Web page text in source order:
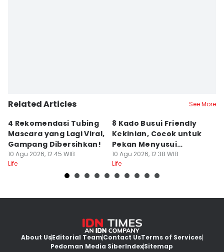
Related Articles See More
4 Rekomendasi Tubing
Mascara yang Lagi Viral,
Gampang Dibersihkan!
10 Agu 2026, 12:45 WIB
Life
8 Kado Busui Friendly
Kekinian, Cocok untuk
Pekan Menyusui
Sedunia!
10 Agu 2026, 12:38 WIB
Life
About UsEditorial TeamContact UsTerms of Services
Pedoman Media SiberIndexSitemap